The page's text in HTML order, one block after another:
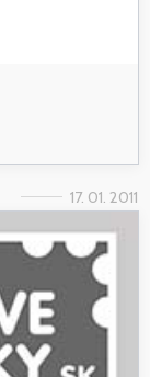
17. 01. 2011